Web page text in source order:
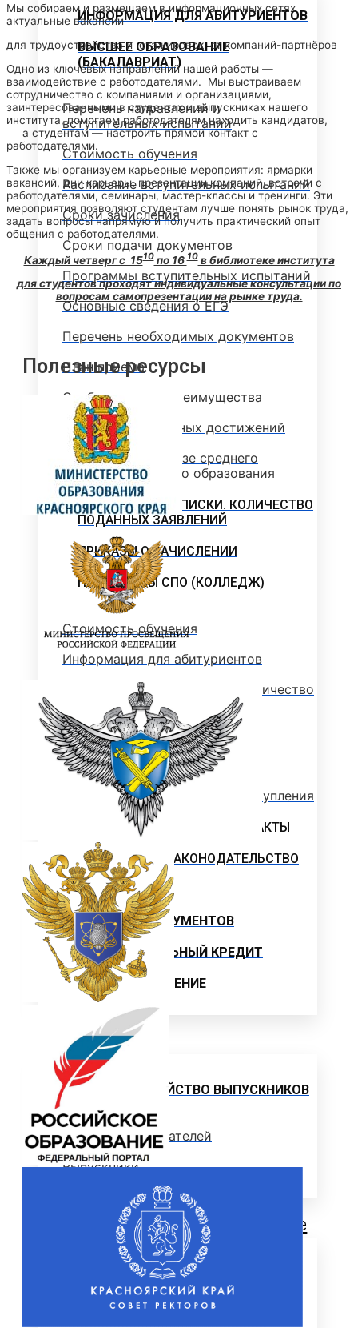
ИНФОРМАЦИЯ ДЛЯ АБИТУРИЕНТОВ
ВЫСШЕЕ ОБРАЗОВАНИЕ
(БАКАЛАВРИАТ)
Перечень направлений и
вступительных испытаний
Стоимость обучения
Расписание вступительных испытаний
Сроки зачисления
Сроки подачи документов
Программы вступительных испытаний
Основные сведения о ЕГЭ
Перечень необходимых документов
План приема
Особые права и преимущества
Учет индивидуальных достижений
Поступление на базе среднего
профессионального образования
РЕЙТИНГОВЫЕ СПИСКИ. КОЛИЧЕСТВО
ПОДАННЫХ ЗАЯВЛЕНИЙ
ПРИКАЗЫ О ЗАЧИСЛЕНИИ
ПРОГРАММЫ СПО (КОЛЛЕДЖ)
Стоимость обучения
Информация для абитуриентов
Перечень специальностей (количество
мест для приема)
Сроки зачисления
Сроки подачи документов
Перечень документов для поступления
ЛОКАЛЬНЫЕ НОРМАТИВНЫЕ АКТЫ
РОССИЙСКОЕ ЗАКОНОДАТЕЛЬСТВО
ИНСТРУКЦИИ
ОБРАЗЦЫ ДОКУМЕНТОВ
ОБРАЗОВАТЕЛЬНЫЙ КРЕДИТ
ЦЕЛЕВОЕ ОБУЧЕНИЕ
Выпускнику
ТРУДОУСТРОЙСТВО ВЫПУСКНИКОВ
Отзывы работодателей
Выпускники
Дополнительное образование
ЦЕНТР ДОПОЛНИТЕЛЬНОГО
ОБРАЗОВАНИЯ
Мы собираем и размещаем в информационных сетях
актуальные вакансии
для трудоустройства и стажировок от компаний-партнёров
Одно из ключевых направлений нашей работы —
взаимодействие с работодателями. Мы выстраиваем
сотрудничество с компаниями и организациями,
заинтересованными в студентах и выпускниках нашего
института, помогаем работодателям находить кандидатов,
а студентам — настроить прямой контакт с
работодателями.
Также мы организуем карьерные мероприятия: ярмарки
вакансий, дни карьеры, презентации компаний, встречи с
работодателями, семинары, мастер-классы и тренинги. Эти
мероприятия позволяют студентам лучше понять рынок труда,
задать вопросы напрямую и получить практический опыт
общения с работодателями.
Каждый четверг с 1510по 1610в библиотеке института
для студентов проходят индивидуальные консультации по
вопросам самопрезентации на рынке труда.
Полезные ресурсы